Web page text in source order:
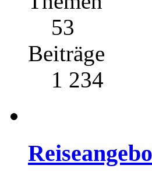
53
Beiträge
1 234